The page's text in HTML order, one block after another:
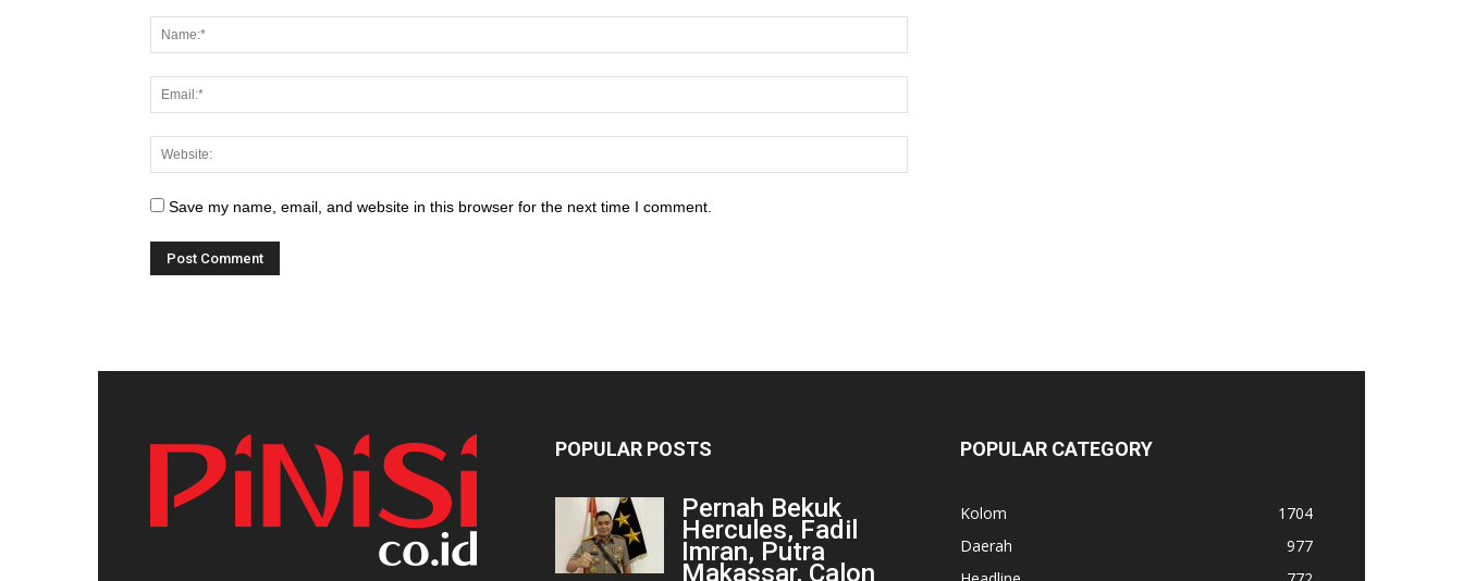
Save my name, email, and website in this browser for the next time I comment.
POPULAR POSTS
Pernah Bekuk
Hercules, Fadil
Imran, Putra
Makassar, Calon
POPULAR CATEGORY
Kolom
1704
Daerah
977